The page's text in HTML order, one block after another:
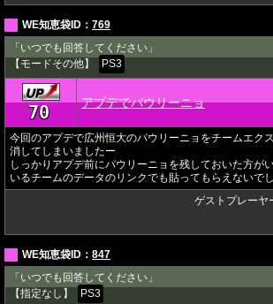
WE知恵袋ID： 769
「いつでも回答してください」
【モードその他】
PS3
★70 アプデでパウリーニョ
今回のアプデで広州恒大のパウリーニョをチームエク
消してしまいましたー
しっかりアプデ前にパウリーニョを残しておいた方が
いるチームのデータのリンクでも貼ってもらえないで
ゲストプレー
WE知恵袋ID： 847
「いつでも回答してください」
【指定なし】
PS3